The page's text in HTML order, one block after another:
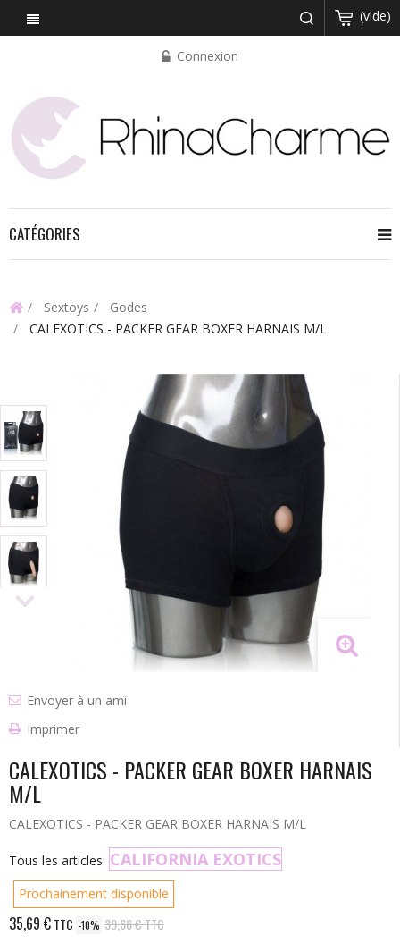
(vide)
Connexion
CATÉGORIES
Sextoys
Godes
CALEXOTICS - PACKER GEAR BOXER HARNAIS M/L
Envoyer à un ami
Imprimer
CALEXOTICS - PACKER GEAR BOXER HARNAIS
M/L
CALEXOTICS - PACKER GEAR BOXER HARNAIS M/L
Tous les articles: CALIFORNIA EXOTICS
Prochainement disponible
35,69 €TTC -10% 39,66 €TTC